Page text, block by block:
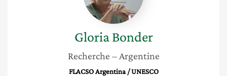
Gloria Bonder
Recherche – Argentine
FLACSO Argentina / UNESCO